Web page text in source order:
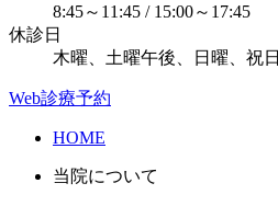
8:45～11:45 / 15:00～17:45
休診日
木曜、土曜午後、日曜、祝日
Web診療予約
HOME
当院について